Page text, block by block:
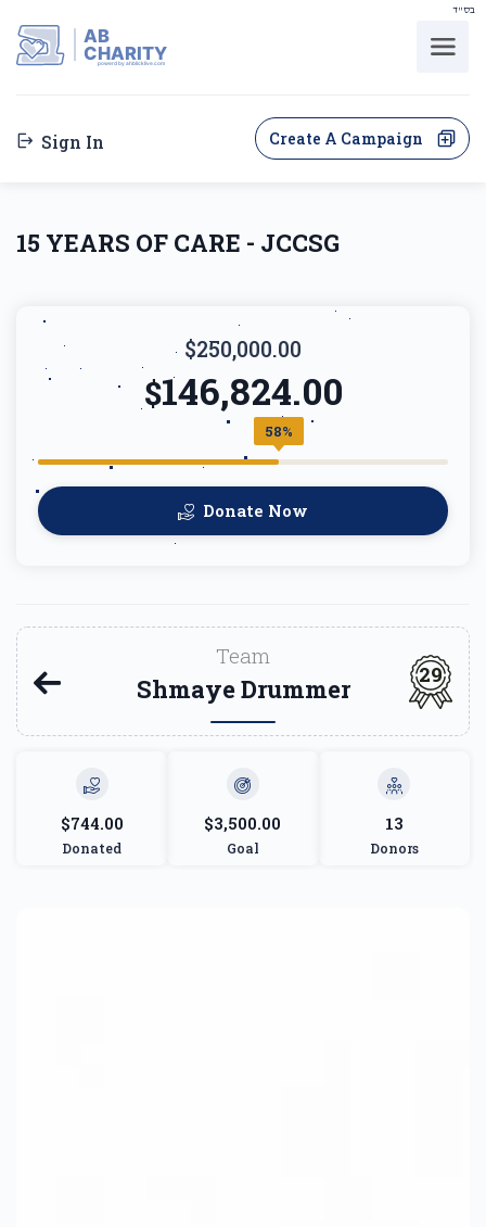
בס"ד
AB
CHARITY
powerd by ahblicklive.com
Sign In Create A Campaign
15 YEARS OF CARE - JCCSG
$250,000.00
$146,824.00
58%
Donate Now
Team
Shmaye Drummer 29
$744.00
Donated
$3,500.00
Goal
13
Donors